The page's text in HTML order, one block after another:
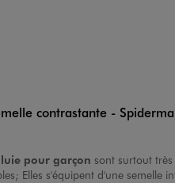
contrastante -
pour garçon sont surtout
Elles s'équipent d'une semelle